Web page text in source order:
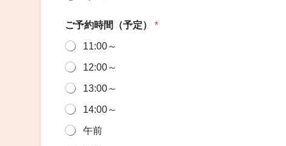
ご予約時間（予定）*
11:00～
12:00～
13:00～
14:00～
午前